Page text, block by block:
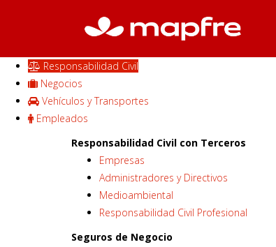
Responsabilidad Civil
Negocios
Vehículos y Transportes
Empleados
Responsabilidad Civil con Terceros
Empresas
Administradores y Directivos
Medioambiental
Responsabilidad Civil Profesional
Seguros de Negocio